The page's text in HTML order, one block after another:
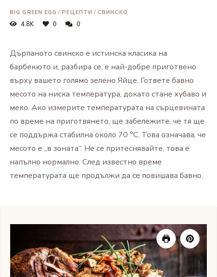
BIG GREEN EGG / РЕЦЕПТИ / СВИНСКО
4.8K 0 0
Дърпаното свинско е истинска класика на
барбекюто и, разбира се, е най-добре приготвено
върху вашето голямо зелено Яйце. Гответе бавно
месото на ниска температура, докато стане хубаво и
меко. Ако измерите температурата на сърцевината
по време на приготвянето, ще забележите, че тя ще
се поддържа стабилна около 70 °C. Това означава, че
месото е „в зоната“. Не се притеснявайте, това е
напълно нормално. След известно време
температурата ще продължи да се повишава бавно.